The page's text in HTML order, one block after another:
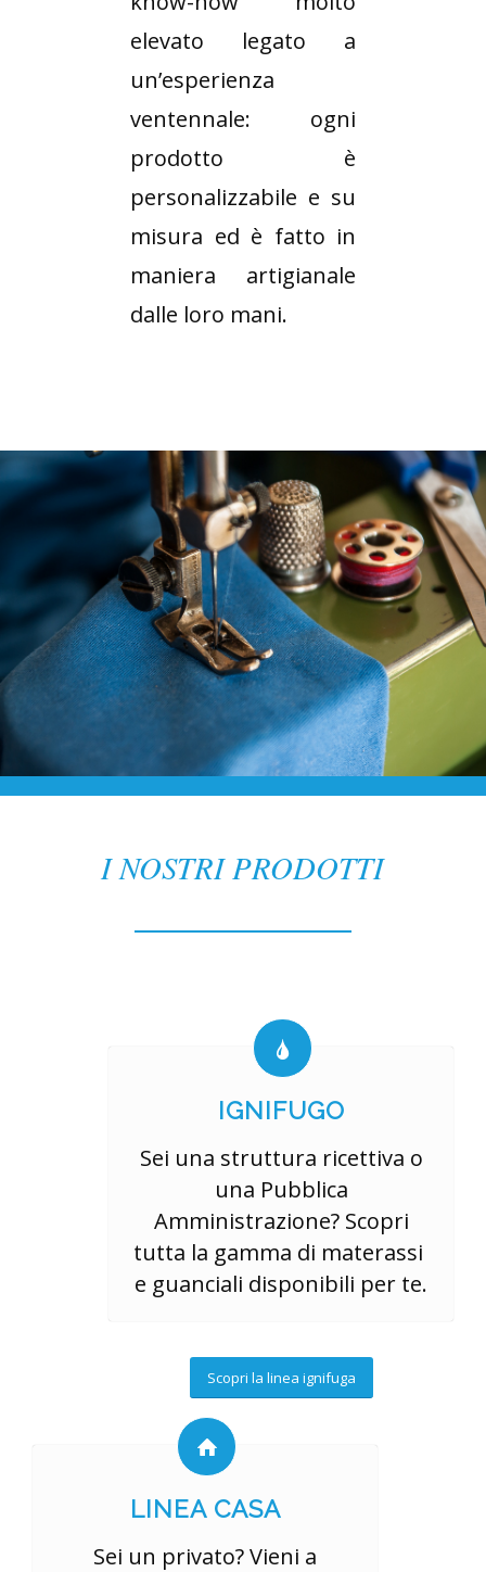
elevato legato a
un’esperienza
ventennale: ogni
prodotto è
personalizzabile e su
misura ed è fatto in
maniera artigianale
dalle loro mani.
I NOSTRI PRODOTTI
IGNIFUGO
Sei una struttura ricettiva o
una Pubblica
Amministrazione? Scopri
tutta la gamma di materassi
e guanciali disponibili per te.
Scopri la linea ignifuga
LINEA CASA
Sei un privato? Vieni a